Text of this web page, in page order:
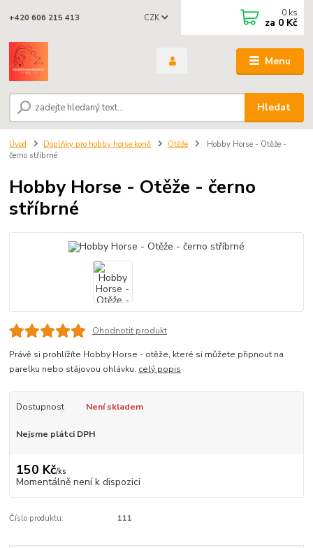
Menu
CZK
Hledat
+420 606 215 413 0 ks
za 0 Kč
Úvod Doplňky pro hobby horse koně Otěže
Hobby Horse - Otěže -
černo stříbrné
Hobby Horse - Otěže - černo
stříbrné
Ohodnotit produkt
Právě si prohlížíte Hobby Horse - otěže, které si můžete připnout na
parelku nebo stájovou ohlávku. celý popis
Dostupnost Není skladem
Nejsme plátci DPH
150 Kč/ks
Momentálně není k dispozici
Číslo produktu: 111